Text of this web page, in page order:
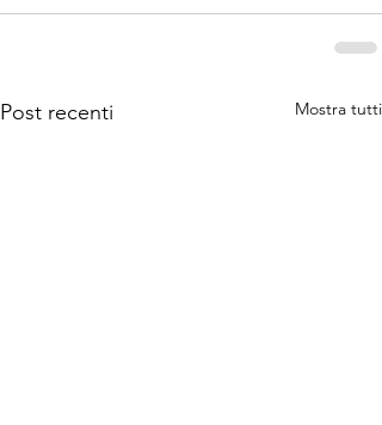
Post recenti Mostra tutti